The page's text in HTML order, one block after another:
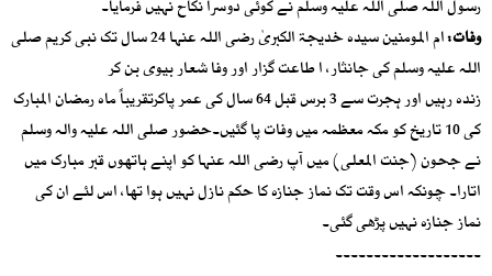
رسول اللہ صلی اللہ علیہ وسلم نے کوئی دوسرا نکاح نہیں فرمایا۔
وفات:
ام المومنین سیدہ خدیجۃ الکبریٰ رضی اللہ عنہا 24 سال تک نبی کریم صلی
اللہ علیہ وسلم کی جانثار، ا طاعت گزار اور وفا شعار بیوی بن کر
زندہ رہیں اور ہجرت سے 3 برس قبل 64 سال کی عمر پاکرتقریباً ماہ رمضان المبارک
کی 10 تاریخ کو مکہ معظمہ میں وفات پا گئیں۔حضور صلی اللہ علیہ والہ وسلم
نے جحون (جنت المعلی) میں آپ رضی اللہ عنہا کو اپنے ہاتھوں قبر مبارک میں
اتارا۔ چونکہ اس وقت تک نماز جنازہ کا حکم نازل نہیں ہوا تھا، اس لئے ان کی
نماز جنازہ نہیں پڑھی گئی۔
۔۔۔۔۔۔۔۔۔۔۔۔۔۔۔۔۔۔۔